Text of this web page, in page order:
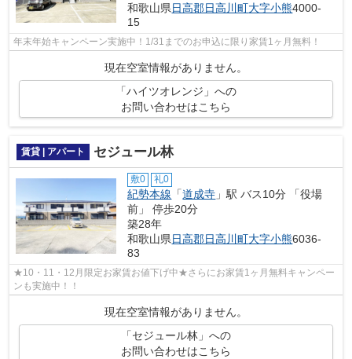
和歌山県日高郡日高川町大字小熊4000-
15
年末年始キャンペーン実施中！1/31までのお申込に限り家賃1ヶ月無料！
現在空室情報がありません。
「ハイツオレンジ」への
お問い合わせはこちら
賃貸 | アパート セジュール林
敷0 礼0
紀勢本線 「道成寺 」駅 バス10分 「役場
前」 停歩20分
築28年
和歌山県日高郡日高川町大字小熊6036-
83
★10・11・12月限定お家賃お値下げ中★さらにお家賃1ヶ月無料キャンペー
ンも実施中！！
現在空室情報がありません。
「セジュール林」への
お問い合わせはこちら